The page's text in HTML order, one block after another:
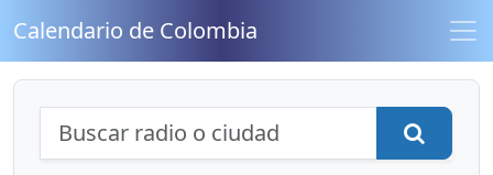
Calendario de Colombia
Búsqueda de radios y contenidos